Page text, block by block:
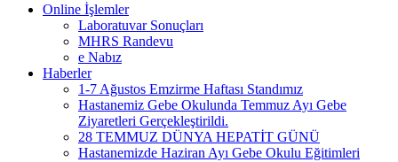
Online İşlemler
Laboratuvar Sonuçları
MHRS Randevu
e Nabız
Haberler
1-7 Ağustos Emzirme Haftası Standımız
Hastanemiz Gebe Okulunda Temmuz Ayı Gebe
Ziyaretleri Gerçekleştirildi.
28 TEMMUZ DÜNYA HEPATİT GÜNÜ
Hastanemizde Haziran Ayı Gebe Okulu Eğitimleri